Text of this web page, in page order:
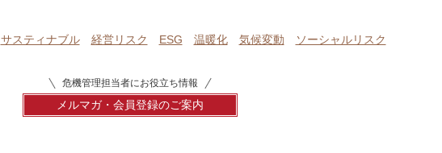
サスティナブル 経営リスク ESG 温暖化 気候変動 ソーシャルリスク
危機管理担当者にお役立ち情報
メルマガ・会員登録のご案内